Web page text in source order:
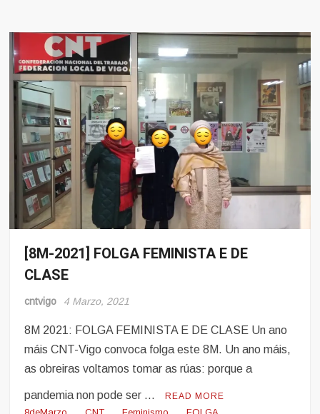
8
e
[8M-2021] FOLGA FEMINISTA E DE
CLASE
cntvigo 4 Marzo, 2021
8M 2021: FOLGA FEMINISTA E DE CLASE Un ano
máis CNT-Vigo convoca folga este 8M. Un ano máis,
as obreiras voltamos tomar as rúas: porque a
pandemia non pode ser … READ MORE
8deMarzo CNT Feminismo FOLGA